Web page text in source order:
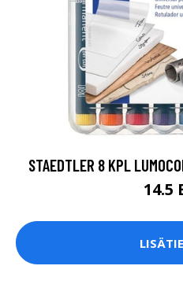
STAEDTLER 8 KPL
14.5